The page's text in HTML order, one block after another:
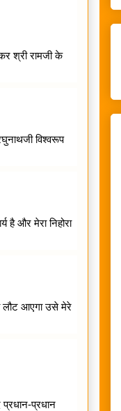
श्री रामजी के
विश्वरूप
है और मेरा निहोरा
लौट आएगा उसे मेरे
प्रधान